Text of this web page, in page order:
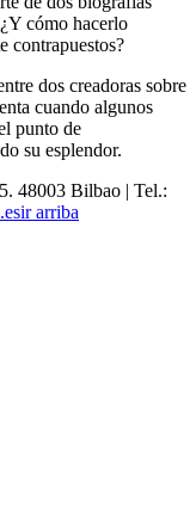
cómo hacerlo
contrapuestos?
dos creadoras sobre
cuando algunos
punto de
su esplendor.
48003 Bilbao | Tel.:
ir arriba